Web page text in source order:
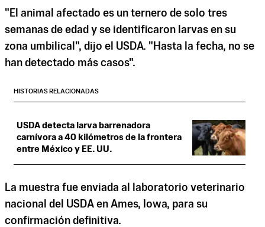
"El animal afectado es un ternero de solo tres
semanas de edad y se identificaron larvas en su
zona umbilical", dijo el USDA. "Hasta la fecha, no se
han detectado más casos".
HISTORIAS RELACIONADAS
USDA detecta larva barrenadora
carnívora a 40 kilómetros de la frontera
entre México y EE. UU.
La muestra fue enviada al laboratorio veterinario
nacional del USDA en Ames, Iowa, para su
confirmación definitiva.